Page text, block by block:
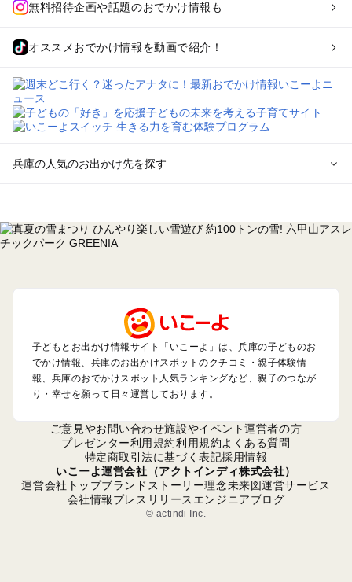
無料招待企画や話題のおでかけ情報も
オススメおでかけ情報を動画で紹介！
兵庫の人気のお出かけ先を探す
を探す
神戸・有馬・六甲山・西宮・明石のプールお出かけ
淡路島のプールお出かけ
城崎・豊岡・竹野のプールお出かけ
神鍋・養父・和田山・鉢伏のプールお出かけ
香住・湯村・浜坂のプールお出かけ
兵庫の定番お出かけスポット
兵庫の動物園
兵庫のバーベキュー
兵庫の牧場
兵庫のプール
子どもとお出かけ情報サイト「いこーよ」は、兵庫の子どものお
でかけ情報、兵庫のお出かけスポットのクチコミ・親子体験情
報、兵庫のおでかけスポット人気ランキングなど、親子のつなが
り・幸せを願って日々運営しております。
ご意見やお問い合わせ施設やイベント運営者の方
プレゼンター利用規約利用規約よくある質問
特定商取引法に基づく表記採用情報
いこーよ運営会社（アクトインディ株式会社）
運営会社トップブランドストーリー理念未来図運営サービス
会社情報プレスリリース エンジニアブログ
© actindi Inc.